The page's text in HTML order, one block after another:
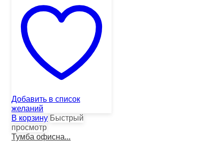
Добавить в список
желаний
В корзину Быстрый
просмотр
Тумба офисна...